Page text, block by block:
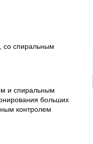
со спиральным
и спиральным
больших
контролем